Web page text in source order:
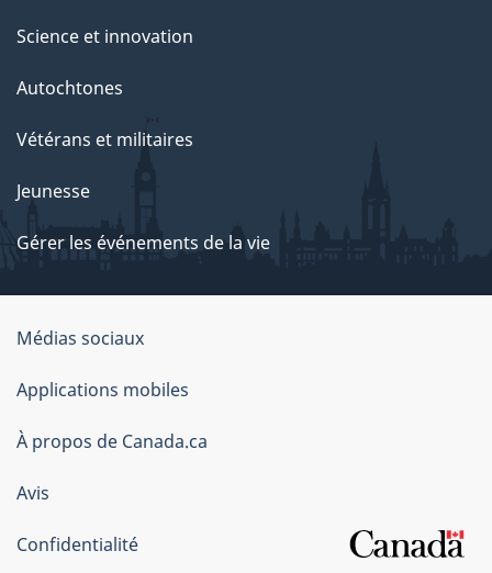
Science et innovation
Autochtones
Vétérans et militaires
Jeunesse
Gérer les événements de la vie
Organisation
du
gouvernement
du
Canada
Médias sociaux
Applications mobiles
À propos de Canada.ca
Avis
Confidentialité